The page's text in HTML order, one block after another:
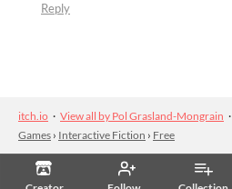
Reply
itch.io · View all by Pol Grasland-Mongrain ·
Games › Interactive Fiction › Free